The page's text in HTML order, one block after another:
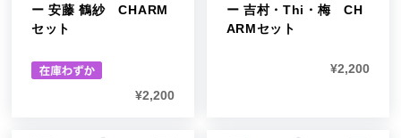
ー 安藤 鶴紗 CHARM
セット
¥2,200
ー 吉村・Thi・梅 CH
ARMセット
¥2,200